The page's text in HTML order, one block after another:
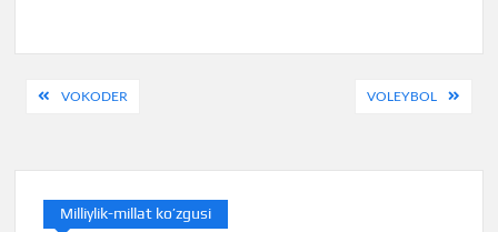
Навигация
записям
VOKODER VOLEYBOL
Milliylik-millat ko’zgusi